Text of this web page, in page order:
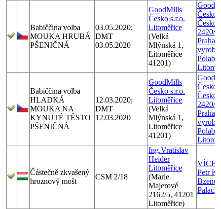
Babiččina volba
MOUKA HRUBÁ
PŠENIČNÁ
03.05.2020;
DMT
03.05.2020
GoodMills
Česko s.r.o.
Litoměřice
(Velká
Mlýnská 1,
Litoměřice
41201)
Česko
2420/
Praha
Babiččina volba
HLADKÁ
MOUKA NA
KYNUTÉ TĚSTO
PŠENIČNÁ
12.03.2020;
DMT
12.03.2020
GoodMills
Česko s.r.o.
Litoměřice
(Velká
Mlýnská 1,
Litoměřice
41201)
Česko
2420/
Praha
Částečně zkvašený
hroznový mošt
CSM 2/18
Ing.Vratislav
Heider
Litoměřice
(Marie
Majerové
2162/5, 41201
Litoměřice)
Petr